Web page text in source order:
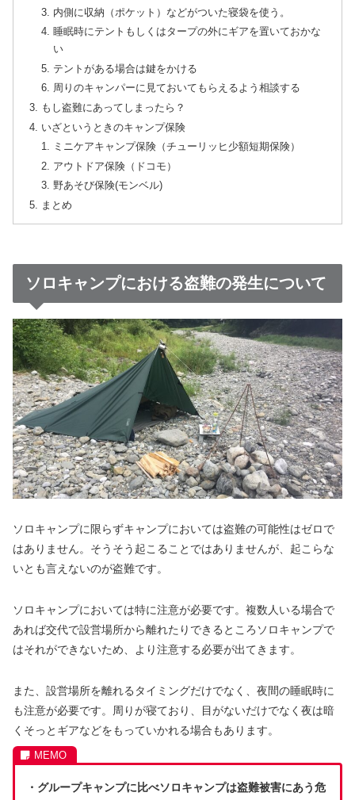
内側に収納（ポケット）などがついた寝袋を使う。
睡眠時にテントもしくはタープの外にギアを置いておかな
い
テントがある場合は鍵をかける
周りのキャンパーに見ておいてもらえるよう相談する
もし盗難にあってしまったら？
いざというときのキャンプ保険
ミニケアキャンプ保険（チューリッヒ少額短期保険）
アウトドア保険（ドコモ）
野あそび保険(モンベル)
まとめ
ソロキャンプにおける盗難の発生について
ソロキャンプに限らずキャンプにおいては盗難の可能性はゼロで
はありません。そうそう起こることではありませんが、起こらな
いとも言えないのが盗難です。
ソロキャンプにおいては特に注意が必要です。複数人いる場合で
あれば交代で設営場所から離れたりできるところソロキャンプで
はそれができないため、より注意する必要が出てきます。
また、設営場所を離れるタイミングだけでなく、夜間の睡眠時に
も注意が必要です。周りが寝ており、目がないだけでなく夜は暗
くそっとギアなどをもっていかれる場合もあります。
・グループキャンプに比べソロキャンプは盗難被害にあう危